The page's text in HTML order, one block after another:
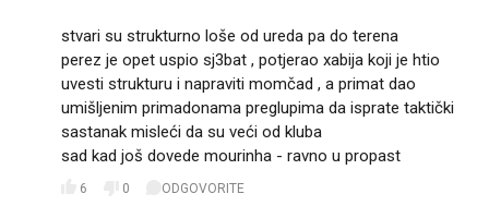
stvari su strukturno loše od ureda pa do terena
perez je opet uspio sj3bat , potjerao xabija koji je htio
uvesti strukturu i napraviti momčad , a primat dao
umišljenim primadonama preglupima da isprate taktički
sastanak misleći da su veći od kluba
sad kad još dovede mourinha - ravno u propast
6 0 ODGOVORITE